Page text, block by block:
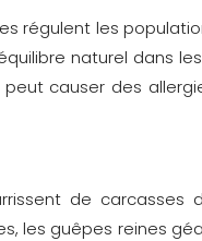
régulent les
naturel dans
causer des
de carcasses
les guêpes reines